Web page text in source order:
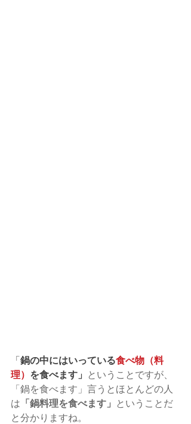
「鍋の中にはいっている食べ物（料
理） を食べます」
ということですが、
「鍋を食べます」言うとほとんどの人
は 「鍋料理を食べます」
ということだ
と分かりますね。